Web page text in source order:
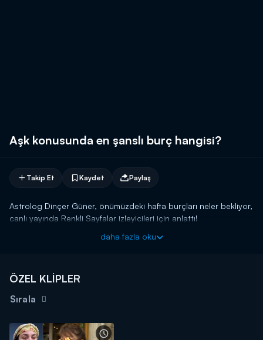
Aşk konusunda en şanslı burç hangisi?
Takip Et Kaydet Paylaş
Astrolog Dinçer Güner, önümüzdeki hafta burçları neler bekliyor,
canlı yayında Renkli Sayfalar izleyicileri için anlattı!
daha fazla oku
ÖZEL KLİPLER
Sırala